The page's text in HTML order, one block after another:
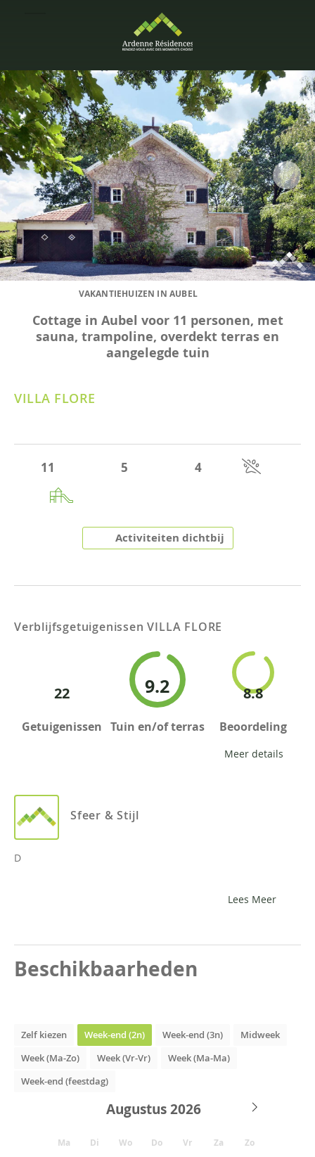
VAKANTIEHUIZEN IN AUBEL
Cottage in Aubel voor 11 personen, met
sauna, trampoline, overdekt terras en
aangelegde tuin
VILLA FLORE
11 5 4
Activiteiten dichtbij
VerblijfsgetuigenissenVILLA FLORE
22
Getuigenissen
9.2
Tuin en/of terras
8.8
Beoordeling
Meer details
Sfeer & Stijl
D
Lees Meer
Beschikbaarheden
Zelf kiezen Week-end (2n) Week-end (3n)
Midweek
Week (Ma-Zo)
Week (Vr-Vr)
Week (Ma-Ma)
Week-end (feestdag)
Augustus
Ma Di Wo Do Vr Za Zo